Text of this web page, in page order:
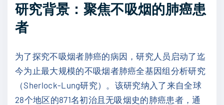
研究背景：聚焦不吸烟的肺癌患
者
为了探究不吸烟者肺癌的病因，研究人员启动了迄
今为止最大规模的不吸烟者肺癌全基因组分析研究
（Sherlock-Lung研究）。该研究纳入了来自全球
28个地区的871名初治且无吸烟史的肺癌患者，通